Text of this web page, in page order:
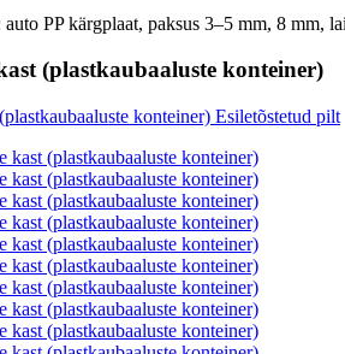
auto PP kärgplaat, paksus 3–5 mm, 8 mm,
(plastkaubaaluste konteiner)